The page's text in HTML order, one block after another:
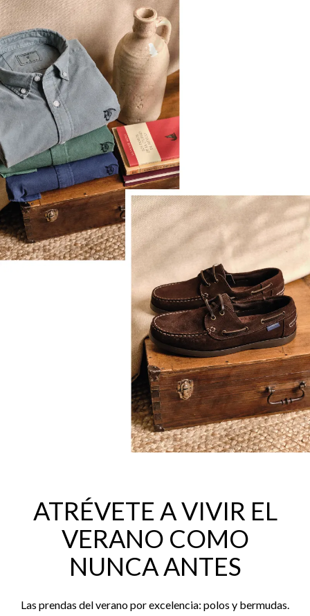
ATRÉVETE A VIVIR EL
VERANO COMO
NUNCA ANTES
Las prendas del verano por excelencia: polos y bermudas.